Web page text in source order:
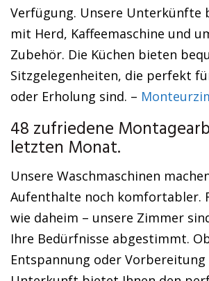
Verfügung. Unsere Unterkünfte
mit Herd, Kaffeemaschine und
Zubehör. Die Küchen bieten
Sitzgelegenheiten, die perfekt
oder Erholung sind. –
48 zufriedene
letzten Monat.
Unsere Waschmaschinen
Aufenthalte noch komfortabler.
wie daheim – unsere Zimmer
Ihre Bedürfnisse abgestimmt.
Entspannung oder Vorbereitung